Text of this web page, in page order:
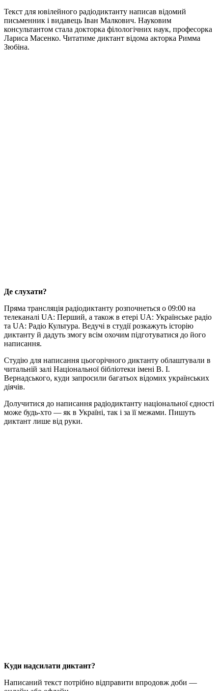
Текст для ювілейного радіодиктанту написав відомий
письменник і видавець Іван Малкович. Науковим
консультантом стала докторка філологічних наук, професорка
Лариса Масенко. Читатиме диктант відома акторка Римма
Зюбіна.
Де слухати?
Пряма трансляція радіодиктанту розпочнеться о 09:00 на
телеканалі UA: Перший, а також в етері UA: Українське радіо
та UA: Радіо Культура. Ведучі в студії розкажуть історію
диктанту й дадуть змогу всім охочим підготуватися до його
написання.
Студію для написання цьогорічного диктанту облаштували в
читальній залі Національної бібліотеки імені В. І.
Вернадського, куди запросили багатьох відомих українських
діячів.
Долучитися до написання радіодиктанту національної єдності
може будь-хто — як в Україні, так і за її межами. Пишуть
диктант лише від руки.
Куди надсилати диктант?
Написаний текст потрібно відправити впродовж доби —